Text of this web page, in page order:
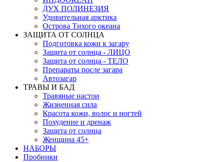
ДУХ ПОЛИНЕЗИЯ
Удивительная арктика
Острова Тихого океана
ЗАЩИТА ОТ СОЛНЦА
Подготовка кожи к загару
Защита от солнца - ЛИЦО
Защита от солнца - ТЕЛО
Препараты после загара
Автозагар
ТРАВЫ И БАД
Травяные настои
Жизненная сила
Красота кожи, волос и ногтей
Похудение и дренаж
Защита от солнца
Женщина 45+
НАБОРЫ
Пробники